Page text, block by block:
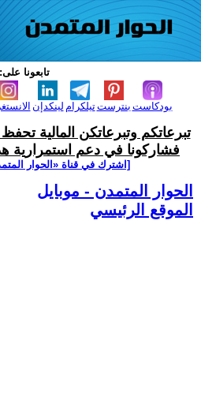
تابعونا على:
لينكدإن تيلكرامبنترست بودكاست
تبرعاتكم وتبرعاتكن المالية
فشاركونا في دعم استمرارية
[اشترك في قناة ‫«الحوار
الحوار المتمدن - موبايل
الموقع الرئيسي